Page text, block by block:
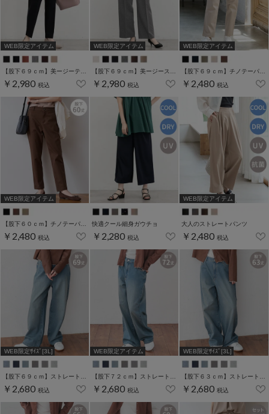
WEB限定アイテム
【股下６９ｃｍ】美ージーテーパード(股下60/63/66/69cm展開)
￥2,980 税込
WEB限定アイテム
【股下６９ｃｍ】美ージーストレート(股下63/66/69cm展開)
￥2,980 税込
WEB限定アイテム
【股下６９ｃｍ】チノテーパード(股下60/63/66/69cm展開)
￥2,480 税込
WEB限定アイテム
￥2,480 税込
快適クール細身ガウチョ
￥2,280 税込
WEB限定アイテム
大人のストレートパンツ
￥2,480 税込
WEB限定ｻｲｽﾞ[3L]
￥2,680 税込
WEB限定アイテム
￥2,680 税込
WEB限定ｻｲｽﾞ[3L]
￥2,680 税込